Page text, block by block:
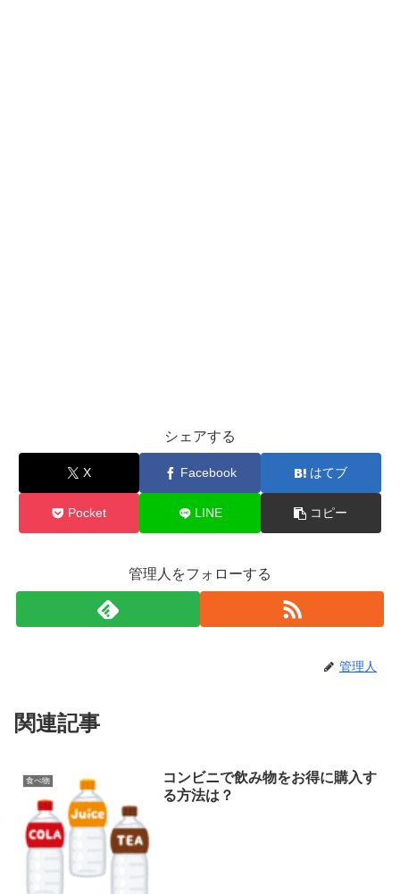
シェアする
X Facebook はてブ
Pocket LINE コピー
管理人をフォローする
管理人
関連記事
食べ物
コンビニで飲み物をお得に購入す
る方法は？